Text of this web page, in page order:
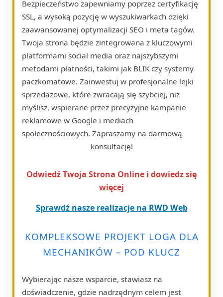
Bezpieczeństwo zapewniamy poprzez certyfikację
SSL, a wysoką pozycję w wyszukiwarkach dzięki
zaawansowanej optymalizacji SEO i meta tagów.
Twoja strona będzie zintegrowana z kluczowymi
platformami social media oraz najszybszymi
metodami płatności, takimi jak BLIK czy systemy
paczkomatowe. Zainwestuj w profesjonalne lejki
sprzedażowe, które zwracają się szybciej, niż
myślisz, wspierane przez precyzyjne kampanie
reklamowe w Google i mediach
społecznościowych. Zapraszamy na darmową
konsultację!
Odwiedź Twoja Strona Online i dowiedz się
więcej
Sprawdź nasze realizacje na RWD Web
KOMPLEKSOWE PROJEKT LOGA DLA
MECHANIKÓW – POD KLUCZ
Wybierając nasze wsparcie, stawiasz na
doświadczenie, gdzie nadrzędnym celem jest